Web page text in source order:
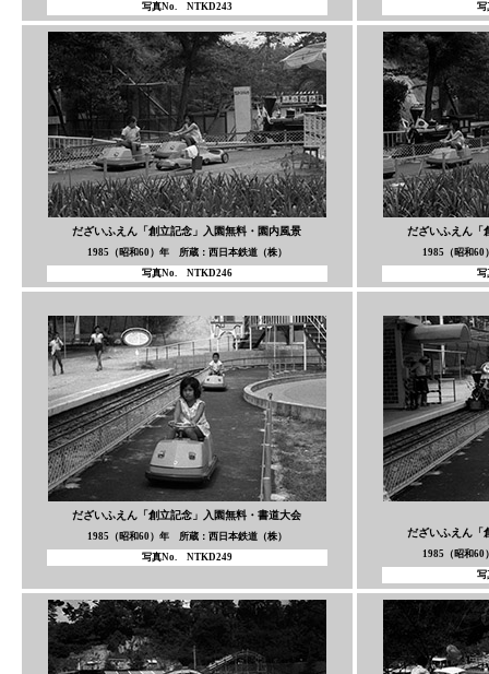
写真No. NTKD243
だざいふえん「創立記念」入園無料・園内風景
1985（昭和60）年 所蔵：西日本鉄道（株）
写真No. NTKD246
だざいふえん「
1985（昭和
だざいふえん「創立記念」入園無料・書道大会
1985（昭和60）年 所蔵：西日本鉄道（株）
写真No. NTKD249
だざいふえん「
1985（昭和